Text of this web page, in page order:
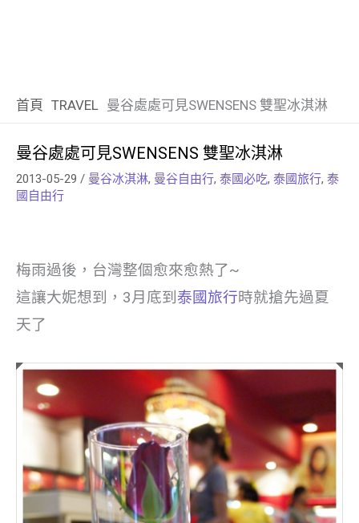
首頁 TRAVEL 曼谷處處可見SWENSENS 雙聖冰淇淋
曼谷處處可見SWENSENS 雙聖冰淇淋
2013-05-29 / 曼谷冰淇淋, 曼谷自由行, 泰國必吃, 泰國旅行, 泰
國自由行
梅雨過後，台灣整個愈來愈熱了~
這讓大妮想到，3月底到泰國旅行時就搶先過夏
天了